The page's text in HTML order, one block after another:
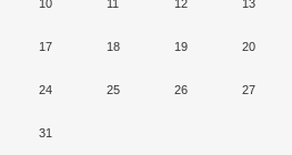
10 11 12 13
17 18 19 20
24 25 26 27
31